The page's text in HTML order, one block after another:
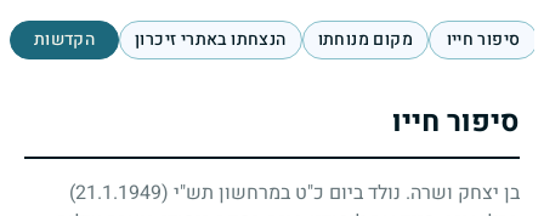
סיפור חייו מקום מנוחתו הנצחתו באתרי זיכרון הקדשות
סיפור חייו
בן יצחק ושרה. נולד ביום כ"ט במרחשון תש"י (21.1.1949)